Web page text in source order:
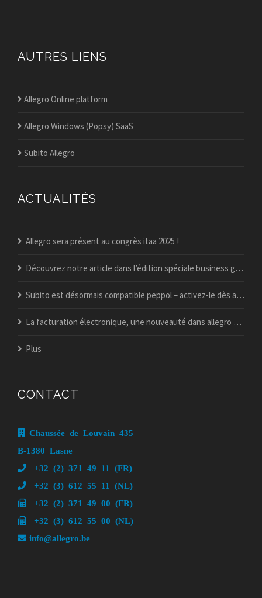
AUTRES LIENS
Allegro Online platform
Allegro Windows (Popsy) SaaS
Subito Allegro
ACTUALITÉS
Allegro sera présent au congrès itaa 2025 !
Découvrez notre article dans l’édition spéciale business guide du vif !
Subito est désormais compatible peppol – activez-le dès aujourd’hui
La facturation électronique, une nouveauté dans allegro popsy ?
Plus
CONTACT
Chaussée de Louvain 435
B-1380 Lasne
+32 (2) 371 49 11 (FR)
+32 (3) 612 55 11 (NL)
+32 (2) 371 49 00 (FR)
+32 (3) 612 55 00 (NL)
info@allegro.be